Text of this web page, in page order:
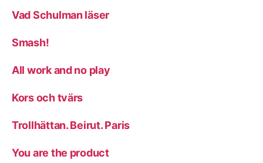
Vad Schulman läser
Smash!
All work and no play
Kors och tvärs
Trollhättan. Beirut. Paris
You are the product